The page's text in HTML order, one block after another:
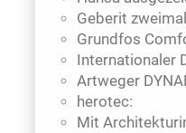
Geberit
Grundfos
Internationaler
Artweger
herotec:
Mit